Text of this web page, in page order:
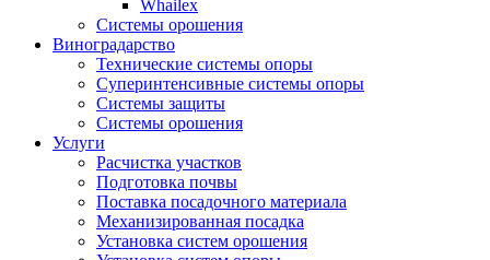
Whailex
Системы орошения
Виноградарство
Технические системы опоры
Суперинтенсивные системы опоры
Системы защиты
Системы орошения
Услуги
Расчистка участков
Подготовка почвы
Поставка посадочного материала
Механизированная посадка
Установка систем орошения